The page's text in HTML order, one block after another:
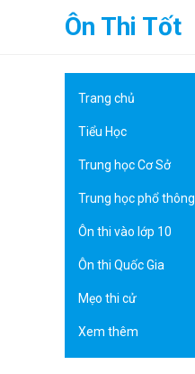
Ôn Thi Tốt
Trang chủ
Tiểu Học
Trung học Cơ Sở
Trung học phổ thông
Ôn thi vào lớp 10
Ôn thi Quốc Gia
Mẹo thi cử
Xem thêm